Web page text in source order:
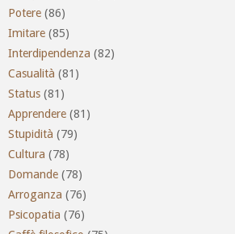
Potere (86)
Imitare (85)
Interdipendenza (82)
Casualità (81)
Status (81)
Apprendere (81)
Stupidità (79)
Cultura (78)
Domande (78)
Arroganza (76)
Psicopatia (76)